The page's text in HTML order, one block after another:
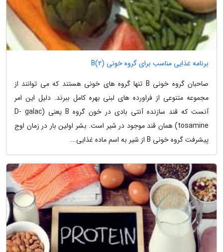
برنامه غذایی مناسب برای گروه خونی B(2)
صاحبان گروه خونی B تنها گروه های خونی هستند که می توانند از
مجموعه متنوعی از فراورده های لبنی بهره کامل ببرند. دلیل این امر
آنست که قند سازنده آنتی بادی در خون گروه B یعنی (D- galac
tosamine) همان قند موجود در شیر است. بشر اولین بار در زمان اوج
پیشرفت گروه خونی B از شیر به اسم ماده غذایی...